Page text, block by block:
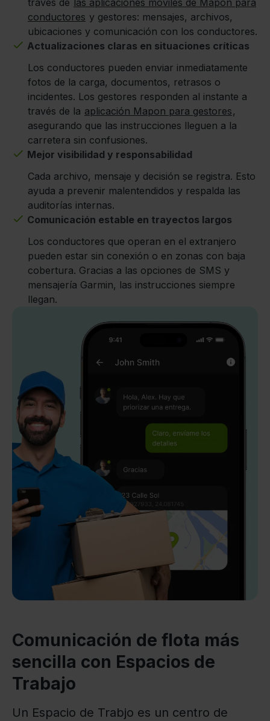
conductores y gestores: mensajes, archivos,
ubicaciones y comunicación con los conductores.
Actualizaciones claras en situaciones críticas
Los conductores pueden enviar inmediatamente
fotos de la carga, documentos, retrasos o
incidentes. Los gestores responden al instante a
través de la aplicación Mapon para gestores ,
asegurando que las instrucciones lleguen a la
carretera sin confusiones.
Mejor visibilidad y responsabilidad
Cada archivo, mensaje y decisión se registra. Esto
ayuda a prevenir malentendidos y respalda las
auditorías internas.
Comunicación estable en trayectos largos
Los conductores que operan en el extranjero
pueden estar sin conexión o en zonas con baja
cobertura. Gracias a las opciones de SMS y
mensajería Garmin, las instrucciones siempre
llegan.
Comunicación de flota más
sencilla con Espacios de
Trabajo
Un Espacio de Trabjo es un centro de